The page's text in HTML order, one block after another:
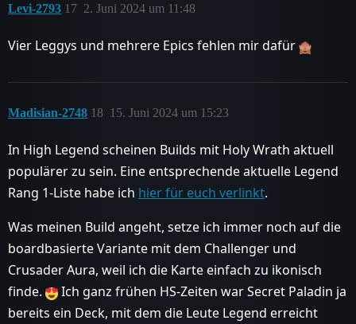
Levi-2793 2. Juni 2024 um 11:48
17
Vier Leggys und mehrere Epics fehlen mir dafür
Madisian-2748 15. Juni 2024 um 15:23
18
In High Legend scheinen Builds mit Holy Wrath aktuell
populärer zu sein. Eine entsprechende aktuelle Legend
Rang 1-Liste habe ich hier für euch verlinkt.
Was meinen Build angeht, setze ich immer noch auf die
boardbasierte Variante mit dem Challenger und
Crusader Aura, weil ich die Karte einfach zu ikonisch
finde.
Ich ganz frühen HS-Zeiten war Secret Paladin ja
bereits ein Deck, mit dem die Leute Legend erreicht